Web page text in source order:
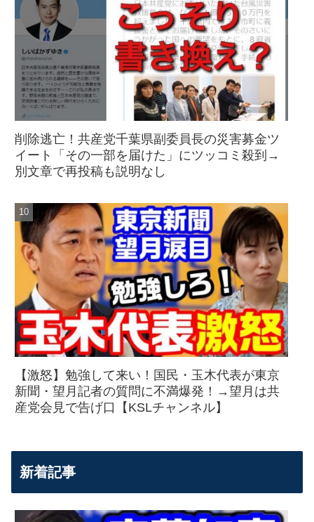
削除逃亡！共産党千葉県副委員長の災害募金ツ
イート「その一部を届けた」にツッコミ殺到→
別文章で再投稿も説明なし
【激怒】勉強して来い！国民・玉木代表が東京
新聞・望月記者の質問に不満爆発！→望月は共
産党会見で告げ口【KSLチャンネル】
新着記事